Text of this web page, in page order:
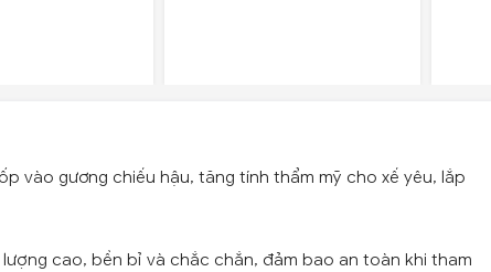
vào gương chiếu hậu, tăng tính thẩm mỹ cho xế yêu, lắp
cao, bền bỉ và chắc chắn, đảm bao an toàn khi tham